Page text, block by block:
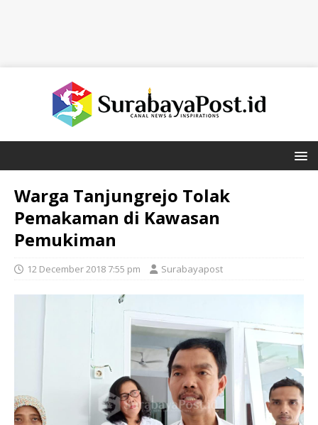
Warga Tanjungrejo Tolak
Pemakaman di Kawasan
Pemukiman
12 December 2018 7:55 pm Surabayapost